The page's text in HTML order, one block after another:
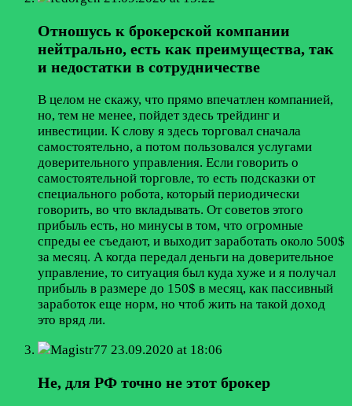
Отношусь к брокерской компании
нейтрально, есть как преимущества, так
и недостатки в сотрудничестве
В целом не скажу, что прямо впечатлен компанией,
но, тем не менее, пойдет здесь трейдинг и
инвестиции. К слову я здесь торговал сначала
самостоятельно, а потом пользовался услугами
доверительного управления. Если говорить о
самостоятельной торговле, то есть подсказки от
специального робота, который периодически
говорить, во что вкладывать. От советов этого
прибыль есть, но минусы в том, что огромные
спреды ее съедают, и выходит заработать около 500$
за месяц. А когда передал деньги на доверительное
управление, то ситуация был куда хуже и я получал
прибыль в размере до 150$ в месяц, как пассивный
заработок еще норм, но чтоб жить на такой доход
это вряд ли.
Magistr77 23.09.2020 at 18:06
Не, для РФ точно не этот брокер